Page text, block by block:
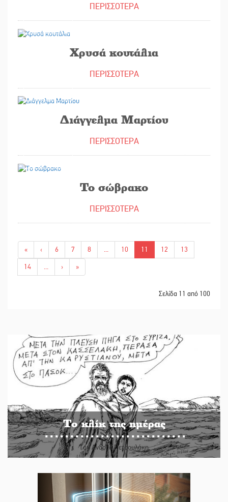
ΠΕΡΙΣΣΟΤΕΡΑ
Χρυσά κουτάλια
ΠΕΡΙΣΣΟΤΕΡΑ
Διάγγελμα Μαρτίου
ΠΕΡΙΣΣΟΤΕΡΑ
Το σώβρακο
ΠΕΡΙΣΣΟΤΕΡΑ
« ‹ 6 7 8 ... 10 11 12
13
14
... › »
Σελίδα 11 από 100
Το κλίκ της ημέρας
Του Ανδρέα Πετρουλάκη